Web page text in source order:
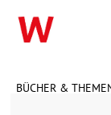
BÜCHER &